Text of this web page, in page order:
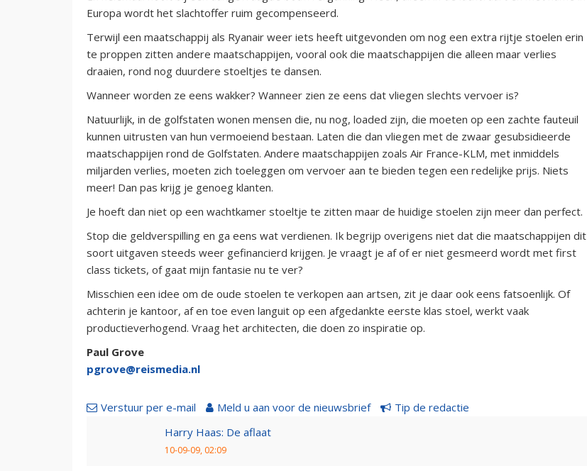
Europa wordt het slachtoffer ruim gecompenseerd.
Terwijl een maatschappij als Ryanair weer iets heeft uitgevonden om nog een extra rijtje stoelen erin
te proppen zitten andere maatschappijen, vooral ook die maatschappijen die alleen maar verlies
draaien, rond nog duurdere stoeltjes te dansen.
Wanneer worden ze eens wakker? Wanneer zien ze eens dat vliegen slechts vervoer is?
Natuurlijk, in de golfstaten wonen mensen die, nu nog, loaded zijn, die moeten op een zachte fauteuil
kunnen uitrusten van hun vermoeiend bestaan. Laten die dan vliegen met de zwaar gesubsidieerde
maatschappijen rond de Golfstaten. Andere maatschappijen zoals Air France-KLM, met inmiddels
miljarden verlies, moeten zich toeleggen om vervoer aan te bieden tegen een redelijke prijs. Niets
meer! Dan pas krijg je genoeg klanten.
Je hoeft dan niet op een wachtkamer stoeltje te zitten maar de huidige stoelen zijn meer dan perfect.
Stop die geldverspilling en ga eens wat verdienen. Ik begrijp overigens niet dat die maatschappijen dit
soort uitgaven steeds weer gefinancierd krijgen. Je vraagt je af of er niet gesmeerd wordt met first
class tickets, of gaat mijn fantasie nu te ver?
Misschien een idee om de oude stoelen te verkopen aan artsen, zit je daar ook eens fatsoenlijk. Of
achterin je kantoor, af en toe even languit op een afgedankte eerste klas stoel, werkt vaak
productieverhogend. Vraag het architecten, die doen zo inspiratie op.
Paul Grove
pgrove@reismedia.nl
Verstuur per e-mail Meld u aan voor de nieuwsbrief
Tip de redactie
Harry Haas: De aflaat
10-09-09, 02:09